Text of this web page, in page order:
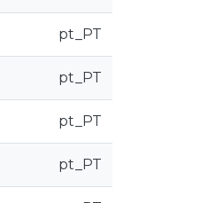
pt_PT
pt_PT
pt_PT
pt_PT